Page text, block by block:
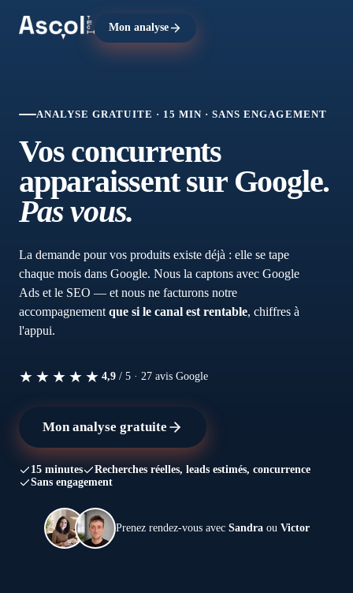
Mon analyse
ANALYSE GRATUITE · 15 MIN · SANS ENGAGEMENT
Vos concurrents
apparaissent sur Google.
Pas vous.
La demande pour vos produits existe déjà : elle se tape
chaque mois dans Google. Nous la captons avec Google
Ads et le SEO — et nous ne facturons notre
accompagnement que si le canal est rentable, chiffres à
l'appui.
★★★★★ 4,9 / 5 · 27 avis Google
Mon analyse gratuite
15 minutes
Recherches réelles, leads estimés, concurrence
Sans engagement
Prenez rendez-vous avec Sandraou Victor